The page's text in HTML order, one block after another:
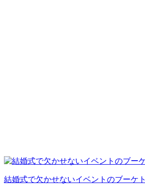
結婚式で欠かせないイベントのブーケ